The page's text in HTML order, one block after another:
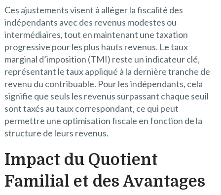
Ces ajustements visent à alléger la fiscalité des
indépendants avec des revenus modestes ou
intermédiaires, tout en maintenant une taxation
progressive pour les plus hauts revenus. Le taux
marginal d’imposition (TMI) reste un indicateur clé,
représentant le taux appliqué à la dernière tranche de
revenu du contribuable. Pour les indépendants, cela
signifie que seuls les revenus surpassant chaque seuil
sont taxés au taux correspondant, ce qui peut
permettre une optimisation fiscale en fonction de la
structure de leurs revenus.
Impact du Quotient
Familial et des Avantages